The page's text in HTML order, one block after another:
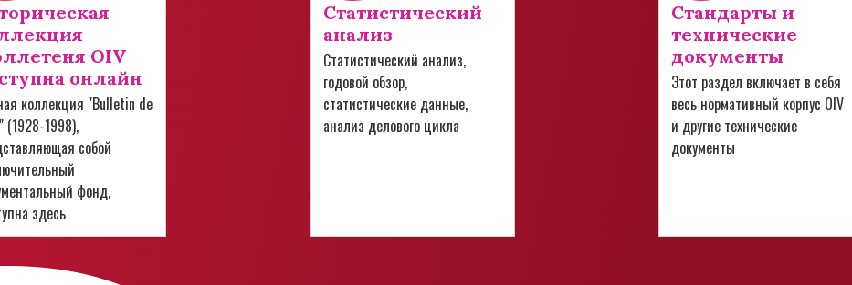
OIV
онлайн
коллекция "Bulletin de
(1928-1998),
собой
фонд,
здесь
Статистический
анализ
Статистический анализ,
годовой обзор,
статистические данные,
анализ делового цикла
Стандарты и
технические
документы
Этот раздел включает в себя
весь нормативный корпус OIV
и другие технические
документы